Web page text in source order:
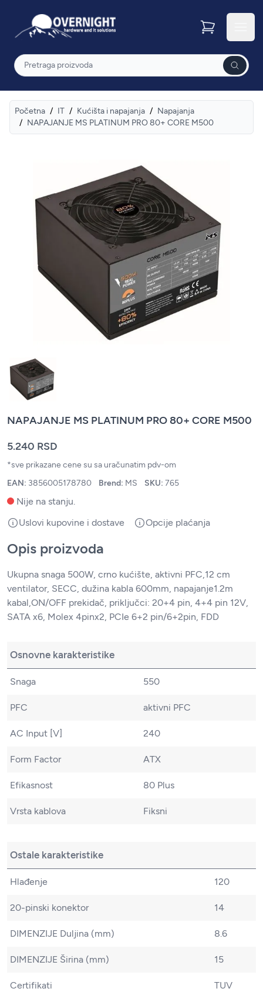
Overnight
Pretraga
Početna / IT / Kućišta i napajanja / Napajanja
/ NAPAJANJE MS PLATINUM PRO 80+ CORE M500
NAPAJANJE MS PLATINUM PRO 80+ CORE M500
5.240 RSD
*sve prikazane cene su sa uračunatim pdv-om
EAN: 3856005178780 Brend: MS SKU: 765
Nije na stanju.
Uslovi kupovine i dostave
Opcije plaćanja
Opis proizvoda
Ukupna snaga 500W, crno kućište, aktivni PFC,12 cm
ventilator, SECC, dužina kabla 600mm, napajanje1.2m
kabal,ON/OFF prekidač, priključci: 20+4 pin, 4+4 pin 12V,
SATA x6, Molex 4pinx2, PCIe 6+2 pin/6+2pin, FDD
Osnovne karakteristike
Snaga 550
PFC aktivni PFC
AC Input [V] 240
Form Factor ATX
Efikasnost 80 Plus
Vrsta kablova Fiksni
Ostale karakteristike
Hlađenje 120
20-pinski konektor 14
DIMENZIJE Duljina (mm) 8.6
DIMENZIJE Širina (mm) 15
Certifikati TUV